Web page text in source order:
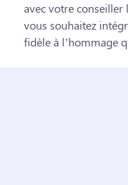
avec votre conseiller
vous souhaitez
fidèle à l’hommage